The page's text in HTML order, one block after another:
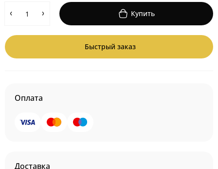
Купить
Быстрый заказ
Оплата
Доставка